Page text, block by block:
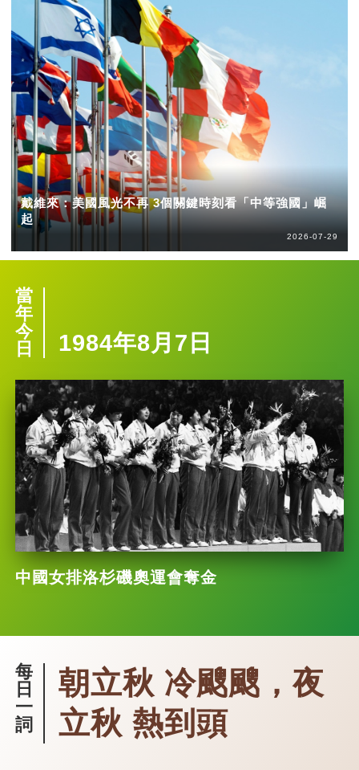
戴維來：美國風光不再 3個關鍵時刻看「中等強國」崛
起
2026-07-29
當
年
今
日
1984年8月7日
中國女排洛杉磯奧運會奪金
每
日
一
詞
朝立秋 冷颼颼，夜
立秋 熱到頭